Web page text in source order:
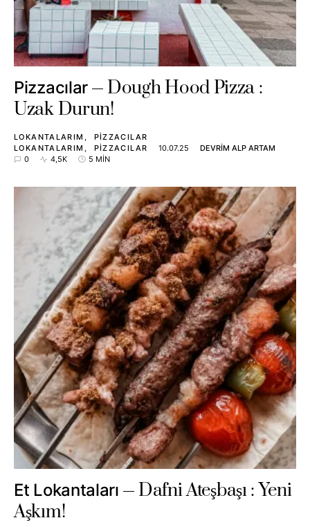
Pizzacılar
Dough Hood Pizza :
Uzak Durun!
LOKANTALARIM
PIZZACILAR
LOKANTALARIM
PIZZACILAR 10.07.25
DEVRIM ALP ARTAM
0
4,5K 5 MIN
Et Lokantaları
Dafni Ateşbaşı : Yeni
Aşkım!